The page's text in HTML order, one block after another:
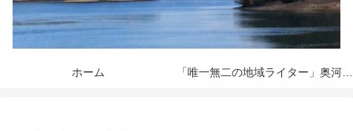
ホーム